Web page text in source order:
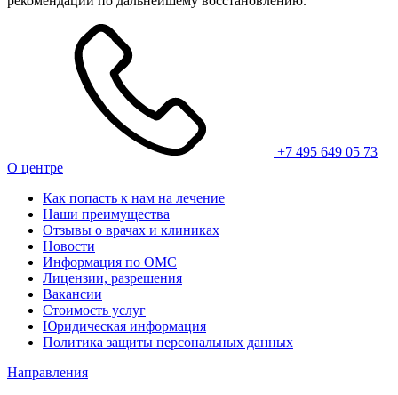
+7 495 649 05 73
О центре
Как попасть к нам на лечение
Наши преимущества
Отзывы о врачах и клиниках
Новости
Информация по ОМС
Лицензии, разрешения
Вакансии
Стоимость услуг
Юридическая информация
Политика защиты персональных данных
Направления